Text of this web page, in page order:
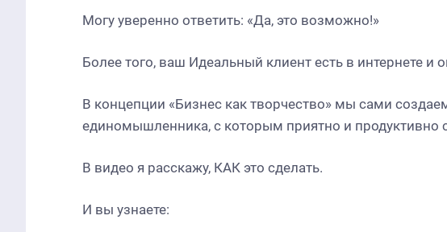
Могу уверенно ответить: «Да, это возможно!»
Более того, ваш Идеальный клиент есть в интернете
В концепции «Бизнес как творчество» мы сами
единомышленника, с которым приятно и продуктивно
В видео я расскажу, КАК это сделать.
И вы узнаете: